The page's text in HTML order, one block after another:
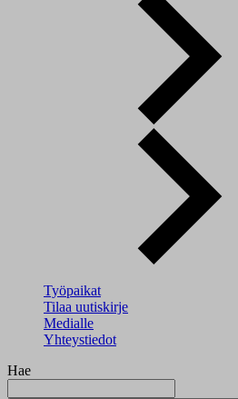
Työpaikat
Tilaa uutiskirje
Medialle
Yhteystiedot
Hae